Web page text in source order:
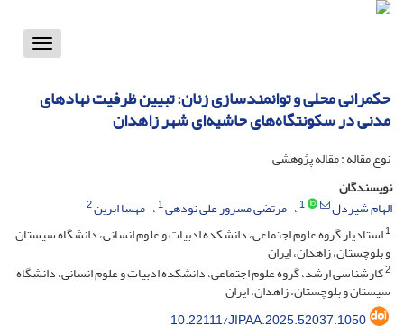
Toggle
حکمرانی محلی و توانمندسازی زنان: تبیین ظرفیت نهادهای
مدنی در سکونتگاه‌های حاشیه‌ای شهر زاهدان
نوع مقاله : مقاله پژوهشی
نویسندگان
الهام شیردل
1 مرتضی مسرور علی نودهی1 مهسا ابرین2
1استادیار گروه علوم اجتماعی، دانشکده ادبیات و علوم انسانی، دانشگاه سیستان
و بلوچستان، زاهدان، ایران
2کارشناسی ارشد، گروه علوم اجتماعی، دانشکده ادبیات و علوم انسانی، دانشگاه
سیستان و بلوچستان، زاهدان، ایران
10.22111/JIPAA.2025.52037.1050